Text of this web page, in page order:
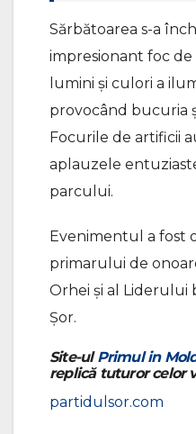
Sărbătoarea s-a
impresionant foc de
lumini și culori a
provocând bucuria
Focurile de artificii
aplauzele
parcului.
Evenimentul a fost
primarului de
Orhei și al Liderului
Șor.
Site-ulPrimul in
replică tuturor celor
partidulsor.com